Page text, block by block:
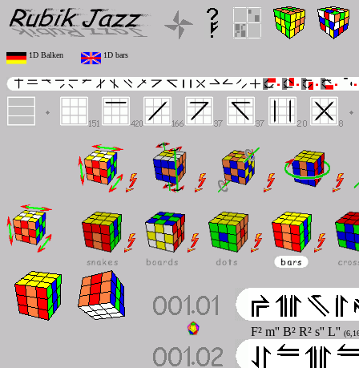
1D Balken 1D bars
F² m'' B² R² s'' L''